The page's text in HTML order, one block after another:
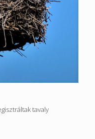
tavaly